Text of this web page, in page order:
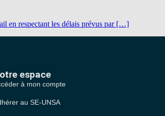
en respectant les délais prévus par […]
espace
à mon compte
au SE-UNSA